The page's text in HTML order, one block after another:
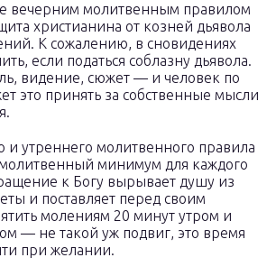
вечерним молитвенным правилом
христианина от козней дьявола
К сожалению, в сновидениях
если податься соблазну дьявола.
видение, сюжет — и человек по
это принять за собственные мысли
и утреннего молитвенного правила
минимум для каждого
к Богу вырывает душу из
и поставляет перед своим
молениям 20 минут утром и
— не такой уж подвиг, это время
при желании.